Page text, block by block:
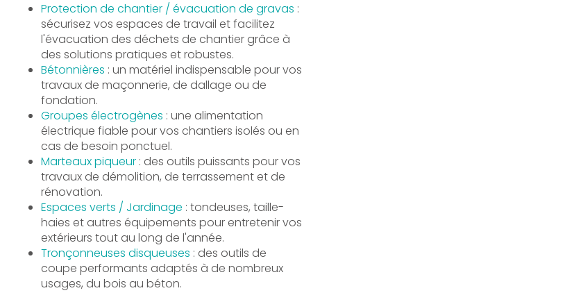
Protection de chantier / évacuation de gravas :
sécurisez vos espaces de travail et facilitez
l'évacuation des déchets de chantier grâce à
des solutions pratiques et robustes.
Bétonnières : un matériel indispensable pour vos
travaux de maçonnerie, de dallage ou de
fondation.
Groupes électrogènes : une alimentation
électrique fiable pour vos chantiers isolés ou en
cas de besoin ponctuel.
Marteaux piqueur: des outils puissants pour vos
travaux de démolition, de terrassement et de
rénovation.
Espaces verts / Jardinage : tondeuses, taille-
haies et autres équipements pour entretenir vos
extérieurs tout au long de l'année.
Tronçonneuses disqueuses : des outils de
coupe performants adaptés à de nombreux
usages, du bois au béton.